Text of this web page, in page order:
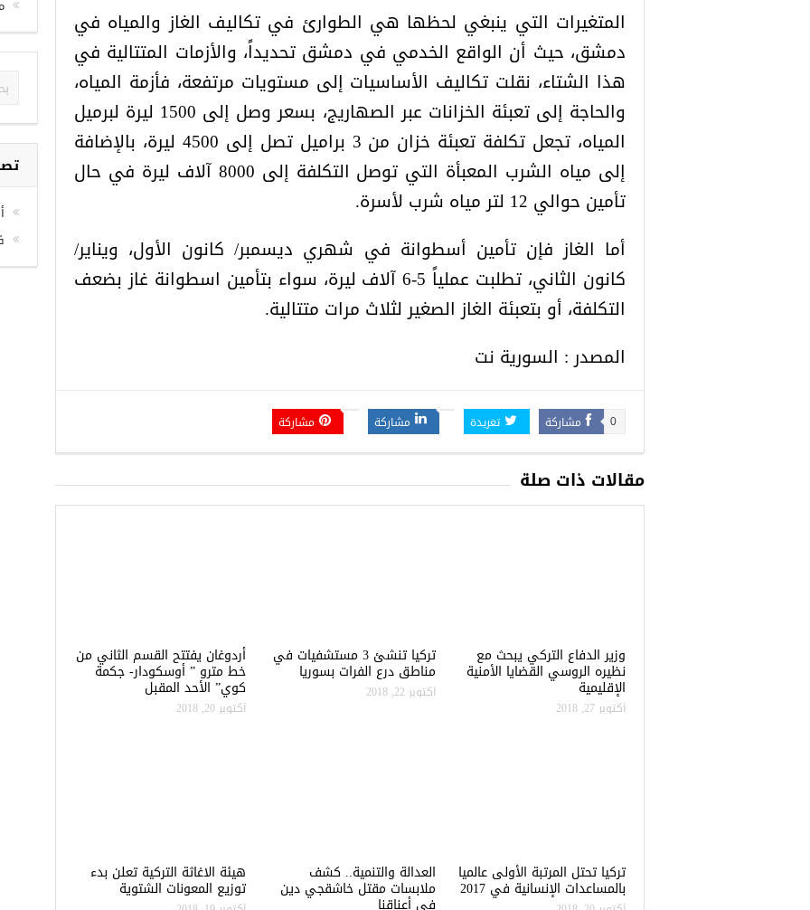
المتغيرات التي ينبغي لحظها هي الطوارئ في تكاليف الغاز والمياه في
دمشق، حيث أن الواقع الخدمي في دمشق تحديداً، والأزمات المتتالية في
هذا الشتاء، نقلت تكاليف الأساسيات إلى مستويات مرتفعة، فأزمة المياه،
والحاجة إلى تعبئة الخزانات عبر الصهاريج، بسعر وصل إلى 1500 ليرة لبرميل
المياه، تجعل تكلفة تعبئة خزان من 3 براميل تصل إلى 4500 ليرة، بالإضافة
إلى مياه الشرب المعبأة التي توصل التكلفة إلى 8000 آلاف ليرة في حال
تأمين حوالي 12 لتر مياه شرب لأسرة.
أما الغاز فإن تأمين أسطوانة في شهري ديسمبر/ كانون الأول، ويناير/
كانون الثاني، تطلبت عملياً 5-6 آلاف ليرة، سواء بتأمين اسطوانة غاز بضعف
التكلفة، أو بتعبئة الغاز الصغير لثلاث مرات متتالية.
المصدر : السورية نت
مشاركة 0 تغريدة مشاركة مشاركة
مقالات ذات صلة
وزير الدفاع التركي يبحث مع
نظيره الروسي القضايا الأمنية
الإقليمية
أكتوبر 27, 2018
تركيا تنشئ 3 مستشفيات في
مناطق درع الفرات بسوريا
أكتوبر 22, 2018
أردوغان يفتتح القسم الثاني من
خط مترو ” أوسكودار- جكمة
كوي” الأحد المقبل
أكتوبر 20, 2018
تركيا تحتل المرتبة الأولى عالميا
بالمساعدات الإنسانية في 2017
العدالة والتنمية.. كشف
ملابسات مقتل خاشقجي دين
في أعناقنا
هيئة الاغاثة التركية تعلن بدء
توزيع المعونات الشتوية